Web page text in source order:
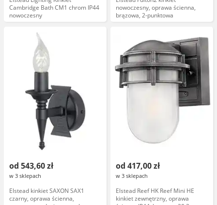
Cambridge Bath CM1 chrom IP44
nowoczesny
nowoczesny, oprawa ścienna,
brązowa, 2-punktowa
od 543,60 zł
w 3 sklepach
Elstead kinkiet SAXON SAX1
czarny, oprawa ścienna,
od 417,00 zł
w 3 sklepach
Elstead Reef HK Reef Mini HE
kinkiet zewnętrzny, oprawa